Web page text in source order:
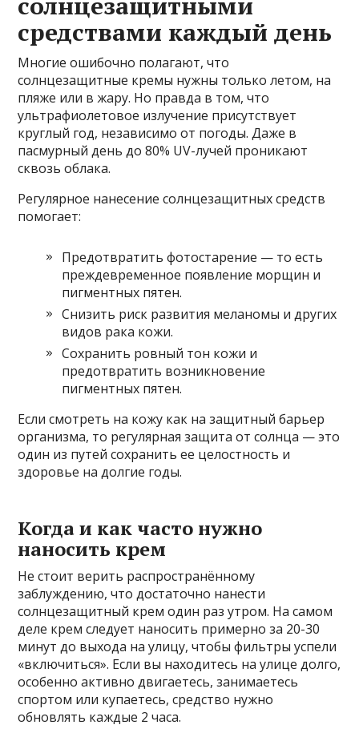
средствами каждый день
Многие ошибочно полагают, что
солнцезащитные кремы нужны только летом, на
пляже или в жару. Но правда в том, что
ультрафиолетовое излучение присутствует
круглый год, независимо от погоды. Даже в
пасмурный день до 80% UV-лучей проникают
сквозь облака.
Регулярное нанесение солнцезащитных средств
помогает:
Предотвратить фотостарение — то есть
преждевременное появление морщин и
пигментных пятен.
Снизить риск развития меланомы и других
видов рака кожи.
Сохранить ровный тон кожи и
предотвратить возникновение
пигментных пятен.
Если смотреть на кожу как на защитный барьер
организма, то регулярная защита от солнца — это
один из путей сохранить ее целостность и
здоровье на долгие годы.
Когда и как часто нужно
наносить крем
Не стоит верить распространённому
заблуждению, что достаточно нанести
солнцезащитный крем один раз утром. На самом
деле крем следует наносить примерно за 20-30
минут до выхода на улицу, чтобы фильтры успели
«включиться». Если вы находитесь на улице долго,
особенно активно двигаетесь, занимаетесь
спортом или купаетесь, средство нужно
обновлять каждые 2 часа.